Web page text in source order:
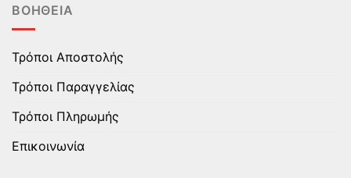
ΒΟΉΘΕΙΑ
Τρόποι Αποστολής
Τρόποι Παραγγελίας
Τρόποι Πληρωμής
Επικοινωνία